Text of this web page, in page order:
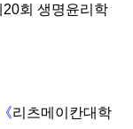
회 생명윤리학
리츠메이칸대학